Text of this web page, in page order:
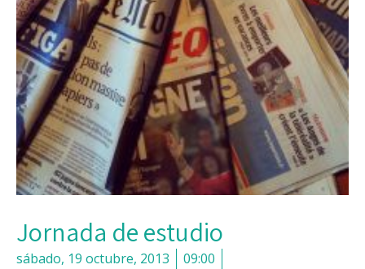
Jornada de estudio
sábado, 19 octubre, 2013
09:00